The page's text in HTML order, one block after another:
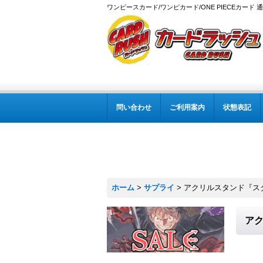
ワンピースカード/ワンピカード/ONE PIECEカード
問い合わせ ご利用案内 状態表記
ホーム > サプライ > アクリルスタンド『
ア